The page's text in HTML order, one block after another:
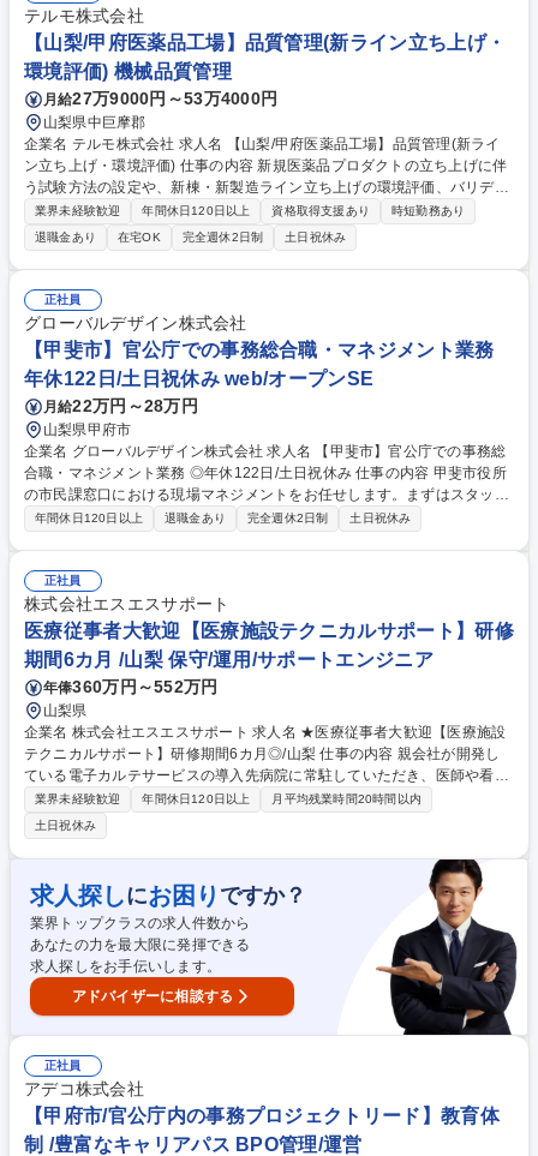
と考えています。■将来はデータ基盤の設計・開発・運用を担っていただ
くことを期待しています。 募集職種 【山梨/社内SE】コーポレートサイ
ト・カスタマーポータルの設計・開発・運用
テルモ株式会社
【山梨/甲府医薬品工場】品質管理(新ライン立ち上げ・
環境評価) 機械品質管理
月給27万9000円～53万4000円
山梨県中巨摩郡
企業名 テルモ株式会社 求人名 【山梨/甲府医薬品工場】品質管理(新ライ
ン立ち上げ・環境評価) 仕事の内容 新規医薬品プロダクトの立ち上げに伴
う試験方法の設定や、新棟・新製造ライン立ち上げの環境評価、バリデー
ション、プロセスシミュレーションテスト、および既存ラインの製造衛生
管理業務をお任せします。 【担う役割】主に、新規プロダクトに関する試
験設定業務、新規ライン立ち上げ業務、既存ラインの製造衛生管理業務を
担当予定。 【使用機器例】トキシノメーター/マイクロプレートリーダー/
パーティクルカウンター/エアーサンプラー/マルディポフマス（微生物同
定用）等 【採用背景】新規医薬品の立ち上げに伴う試験方法立ち上げ、新
棟立上げに伴う製造工程の環境評価、バリデーションを担うため組織強化
を図る。 募集職種 【山梨/甲府医薬品工場】品質管理(新ライン立ち上げ・
環境評価)
業界未経験歓迎 年間休日120日以上 資格取得支援あり
時短勤務あり
退職金あり
在宅OK 完全週休2日制 土日祝休み
正社員
グローバルデザイン株式会社
【甲斐市】官公庁での事務総合職・マネジメント業務
年休122日/土日祝休み web/オープンSE
月給22万円～28万円
山梨県甲府市
企業名 グローバルデザイン株式会社 求人名 【甲斐市】官公庁での事務総
合職・マネジメント業務 ◎年休122日/土日祝休み 仕事の内容 甲斐市役所
の市民課窓口における現場マネジメントをお任せします。まずはスタッフ
業務から学び業務を習得。現場の改善提案などを通じて、市民の方々が利
導・シフト調整・研修計画策定 ・行政担当者との打ち合わせ、課題解決に
向けた提案 まずは現場実務からスタートするため行政知識がなくても安
心。店舗や現場で培った対人スキルをフルに活かせます。 募集職種 【甲
斐市】官公庁での事務総合職・マネジメント業務 ◎年休122日/土日祝休み
年間休日120日以上 退職金あり 完全週休2日制 土日祝休み
正社員
株式会社エスエスサポート
医療従事者大歓迎【医療施設テクニカルサポート】研修
期間6カ月 /山梨 保守/運用/サポートエンジニア
年俸360万円～552万円
山梨県
企業名 株式会社エスエスサポート 求人名 ★医療従事者大歓迎【医療施設
テクニカルサポート】研修期間6カ月◎/山梨 仕事の内容 親会社が開発し
ている電子カルテサービスの導入先病院に常駐していただき、医師や看護
師の方々のお困りごとに応えるテクニカルサポート業務をお任せいたしま
す。医療業界を支える、やりがいの強いお仕事です◎ 【具体的には】シス
テムの操作説明、PCトラブルシューティング、データバックアップ確認
等のテクニカルサポート、各部門からの問い合わせ対応、医療情報システ
ムの運用、メンテナンスサポート全般、書類作成等 ゆくゆくは、サーバや
ネットワークの保守業務や現状のシステム・運用の課題整理、新たなシス
テム構築の提案等も勉強いただきながら徐々にお任せいたします。 募集職
種 ★医療従事者大歓迎【医療施設テクニカルサポート】研修期間6カ月◎/
山梨
業界未経験歓迎 年間休日120日以上
月平均残業時間20時間以内
土日祝休み
求人探しにお困り ですか？
業界トップクラスの求人件数から
あなたの力を最大限に発揮できる
求人探しをお手伝いします。
アドバイザーに相談する
正社員
アデコ株式会社
【甲府市/官公庁内の事務プロジェクトリード】教育体
制 /豊富なキャリアパス BPO管理/運営